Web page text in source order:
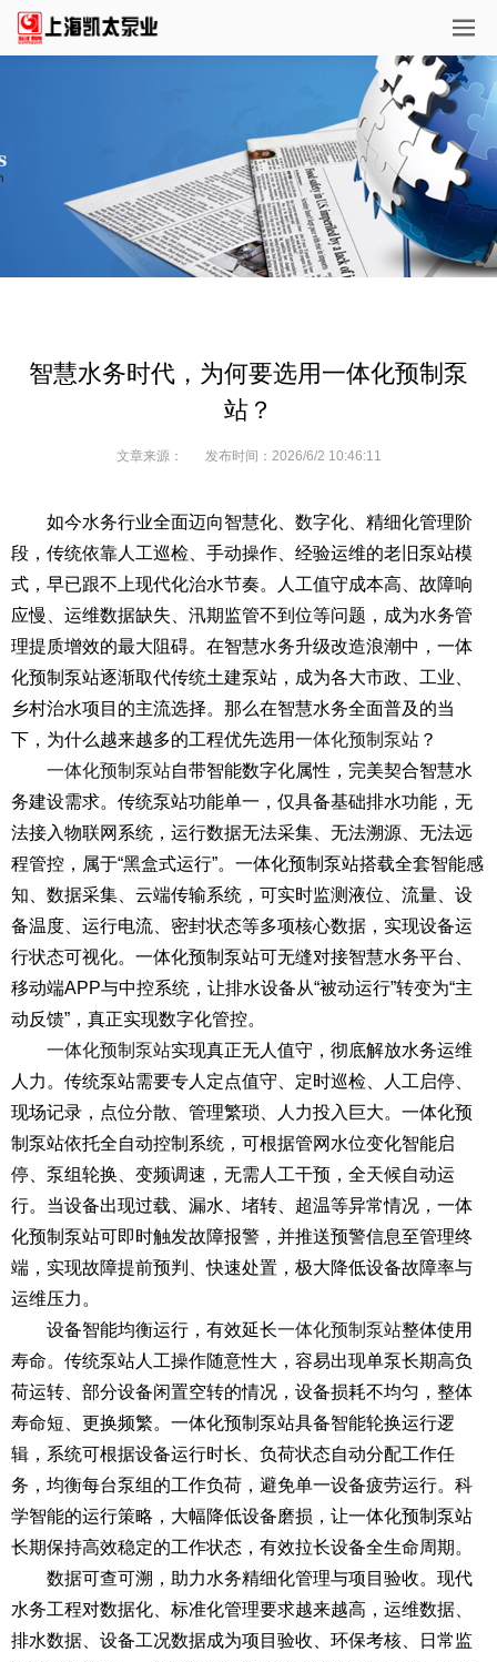
智慧水务时代，为何要选用一体化预制泵
站？
文章来源： 发布时间： 2026/6/2 10:46:11
如今水务行业全面迈向智慧化、数字化、精细化管理阶
段，传统依靠人工巡检、手动操作、经验运维的老旧泵站模
式，早已跟不上现代化治水节奏。人工值守成本高、故障响
应慢、运维数据缺失、汛期监管不到位等问题，成为水务管
理提质增效的最大阻碍。在智慧水务升级改造浪潮中，一体
化预制泵站逐渐取代传统土建泵站，成为各大市政、工业、
乡村治水项目的主流选择。那么在智慧水务全面普及的当
下，为什么越来越多的工程优先选用一体化预制泵站 ？
一体化预制泵站自带智能数字化属性，完美契合智慧水
务建设需求。传统泵站功能单一，仅具备基础排水功能，无
法接入物联网系统，运行数据无法采集、无法溯源、无法远
程管控，属于“黑盒式运行”。一体化预制泵站搭载全套智能感
知、数据采集、云端传输系统，可实时监测液位、流量、设
备温度、运行电流、密封状态等多项核心数据，实现设备运
行状态可视化。一体化预制泵站可无缝对接智慧水务平台、
移动端APP与中控系统，让排水设备从“被动运行”转变为“主
动反馈”，真正实现数字化管控。
一体化预制泵站实现真正无人值守，彻底解放水务运维
人力。传统泵站需要专人定点值守、定时巡检、人工启停、
现场记录，点位分散、管理繁琐、人力投入巨大。一体化预
制泵站依托全自动控制系统，可根据管网水位变化智能启
停、泵组轮换、变频调速，无需人工干预，全天候自动运
行。当设备出现过载、漏水、堵转、超温等异常情况，一体
化预制泵站可即时触发故障报警，并推送预警信息至管理终
端，实现故障提前预判、快速处置，极大降低设备故障率与
运维压力。
设备智能均衡运行，有效延长一体化预制泵站整体使用
寿命。传统泵站人工操作随意性大，容易出现单泵长期高负
荷运转、部分设备闲置空转的情况，设备损耗不均匀，整体
寿命短、更换频繁。一体化预制泵站具备智能轮换运行逻
辑，系统可根据设备运行时长、负荷状态自动分配工作任
务，均衡每台泵组的工作负荷，避免单一设备疲劳运行。科
学智能的运行策略，大幅降低设备磨损，让一体化预制泵站
长期保持高效稳定的工作状态，有效拉长设备全生命周期。
数据可查可溯，助力水务精细化管理与项目验收。现代
水务工程对数据化、标准化管理要求越来越高，运维数据、
排水数据、设备工况数据成为项目验收、环保考核、日常监